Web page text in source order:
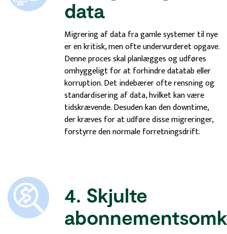
data
Migrering af data fra gamle systemer til nye
er en kritisk, men ofte undervurderet opgave.
Denne proces skal planlægges og udføres
omhyggeligt for at forhindre datatab eller
korruption. Det indebærer ofte rensning og
standardisering af data, hvilket kan være
tidskrævende. Desuden kan den downtime,
der kræves for at udføre disse migreringer,
forstyrre den normale forretningsdrift.
4. Skjulte